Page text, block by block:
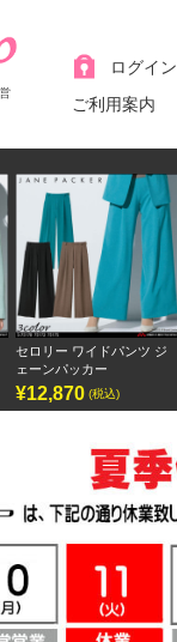
ログイン
ご利用案内
セロリー ワイドパンツ ジ
ェーンパッカー
¥12,870 (税込)